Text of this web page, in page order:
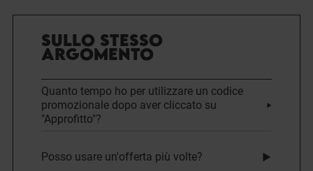
SULLO STESSO
ARGOMENTO
Quanto tempo ho per utilizzare un codice
promozionale dopo aver cliccato su
"Approfitto"?
Posso usare un'offerta più volte?